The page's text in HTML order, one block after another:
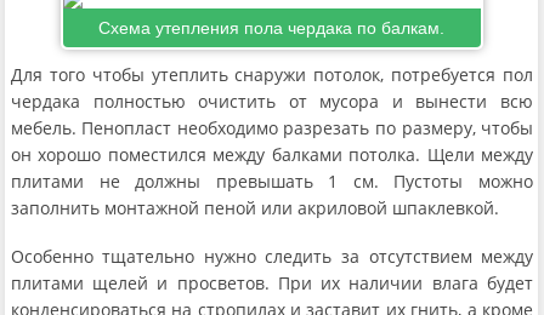
Схема утепления пола чердака по балкам.
Для того чтобы утеплить снаружи потолок, потребуется пол
чердака полностью очистить от мусора и вынести всю
мебель. Пенопласт необходимо разрезать по размеру, чтобы
он хорошо поместился между балками потолка. Щели между
плитами не должны превышать 1 см. Пустоты можно
заполнить монтажной пеной или акриловой шпаклевкой.
Особенно тщательно нужно следить за отсутствием между
плитами щелей и просветов. При их наличии влага будет
конденсироваться на стропилах и заставит их гнить, а кроме